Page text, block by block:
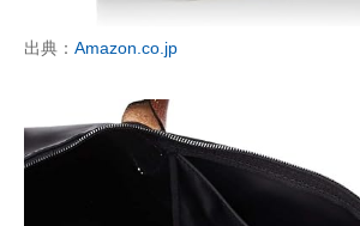
出典： Amazon.co.jp